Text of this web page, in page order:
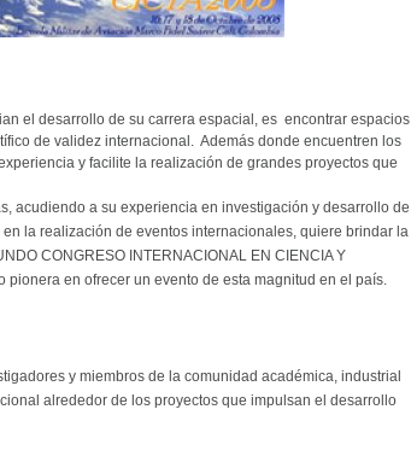
el desarrollo de su carrera espacial, es encontrar espacios
de validez internacional. Además donde encuentren los
y facilite la realización de grandes proyectos que
acudiendo a su experiencia en investigación y desarrollo de
la realización de eventos internacionales, quiere brindar la
CONGRESO INTERNACIONAL EN CIENCIA Y
en ofrecer un evento de esta magnitud en el país.
y miembros de la comunidad académica, industrial
alrededor de los proyectos que impulsan el desarrollo